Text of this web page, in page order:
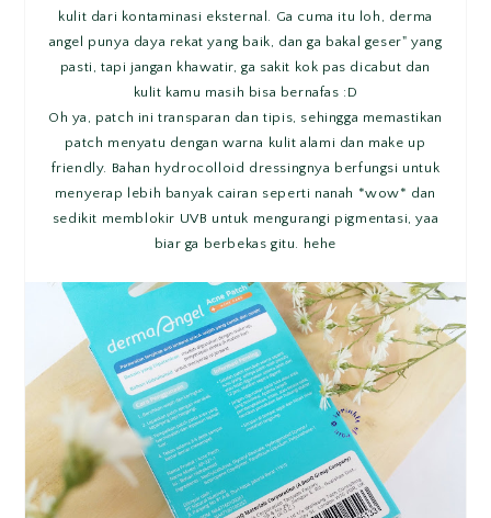
kulit dari kontaminasi eksternal. Ga cuma itu loh, derma
angel punya daya rekat yang baik, dan ga bakal geser" yang
pasti, tapi jangan khawatir, ga sakit kok pas dicabut dan
kulit kamu masih bisa bernafas :D
Oh ya, patch ini transparan dan tipis, sehingga memastikan
patch menyatu dengan warna kulit alami dan make up
friendly. Bahan hydrocolloid dressingnya berfungsi untuk
menyerap lebih banyak cairan seperti nanah *wow* dan
sedikit memblokir UVB untuk mengurangi pigmentasi, yaa
biar ga berbekas gitu. hehe